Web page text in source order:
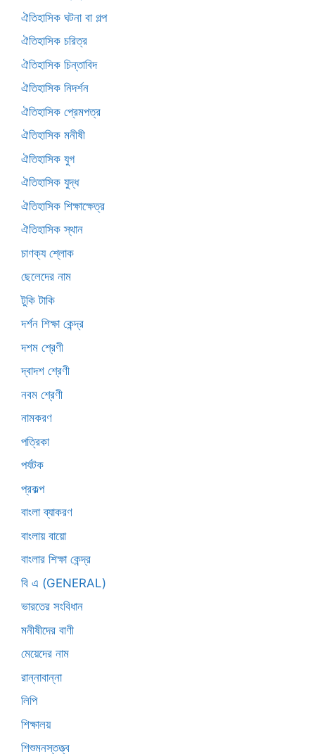
ঐতিহাসিক ঘটনা বা গল্প
ঐতিহাসিক চরিত্র
ঐতিহাসিক চিন্তাবিদ
ঐতিহাসিক নিদর্শন
ঐতিহাসিক প্রেমপত্র
ঐতিহাসিক মনীষী
ঐতিহাসিক যুগ
ঐতিহাসিক যুদ্ধ
ঐতিহাসিক শিক্ষাক্ষেত্র
ঐতিহাসিক স্থান
চাণক্য শ্লোক
ছেলেদের নাম
টুকি টাকি
দর্শন শিক্ষা কেন্দ্র
দশম শ্রেণী
দ্বাদশ শ্রেণী
নবম শ্রেণী
নামকরণ
পত্রিকা
পর্যটক
প্রকল্প
বাংলা ব্যাকরণ
বাংলায় বায়ো
বাংলার শিক্ষা কেন্দ্র
বি এ (GENERAL)
ভারতের সংবিধান
মনীষীদের বাণী
মেয়েদের নাম
রান্নাবান্না
লিপি
শিক্ষালয়
শিশুমনস্তত্ত্ব